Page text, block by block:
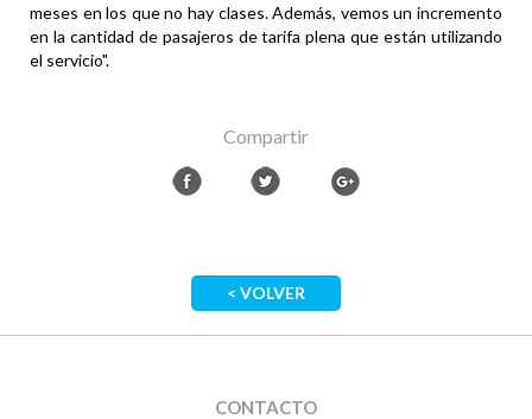
meses en los que no hay clases. Además, vemos un incremento
en la cantidad de pasajeros de tarifa plena que están utilizando
el servicio".
Compartir
< VOLVER
CONTACTO